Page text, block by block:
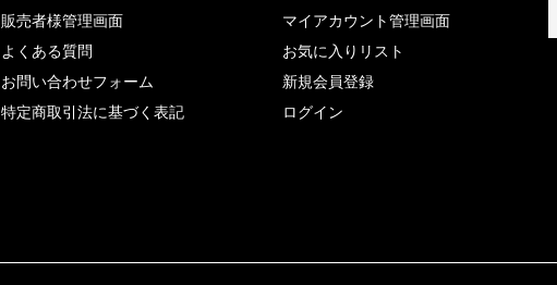
販売者様管理画面
よくある質問
お問い合わせフォーム
特定商取引法に基づく表記
マイアカウント管理画面
お気に入りリスト
新規会員登録
ログイン